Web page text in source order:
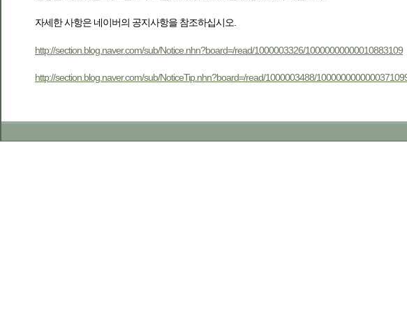
자세한 사항은 네이버의 공지사항을 참조하십시오.
http://section.blog.naver.com/sub/Notice.nhn?board=/read/1000003326/10000000000010883109
http://section.blog.naver.com/sub/NoticeTip.nhn?board=/read/1000003488/